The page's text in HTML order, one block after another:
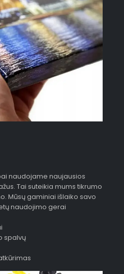
naudojame naujausios
Tai suteikia mums tikrumo
Mūsų gaminiai išlaiko savo
naudojimo gerai
spalvų